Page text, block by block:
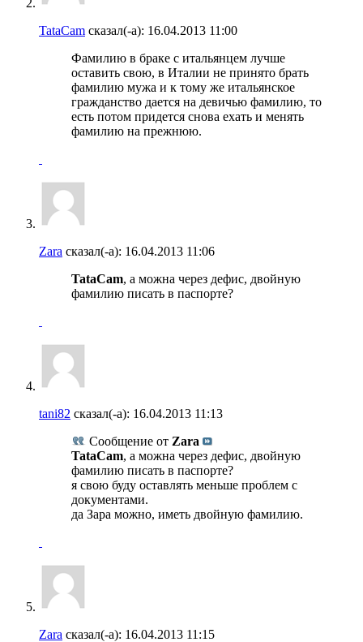
TataCam сказал(-а): 16.04.2013 11:00
Фамилию в браке с итальянцем лучше
оставить свою, в Италии не принято брать
фамилию мужа и к тому же итальянское
гражданство дается на девичью фамилию, то
есть потом придется снова ехать и менять
фамилию на прежнюю.
Zara сказал(-а): 16.04.2013 11:06
TataCam, а можна через дефис, двойную
фамилию писать в паспорте?
tani82 сказал(-а): 16.04.2013 11:13
Сообщение от Zara
TataCam, а можна через дефис, двойную
фамилию писать в паспорте?
я свою буду оставлять меньше проблем с
документами.
да Зара можно, иметь двойную фамилию.
Zara сказал(-а): 16.04.2013 11:15